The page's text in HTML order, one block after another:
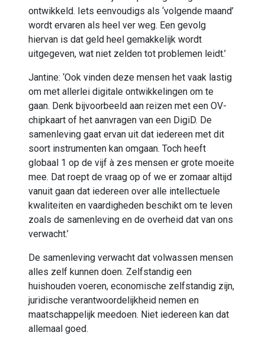
ontwikkeld. Iets eenvoudigs als ‘volgende maand’
wordt ervaren als heel ver weg. Een gevolg
hiervan is dat geld heel gemakkelijk wordt
uitgegeven, wat niet zelden tot problemen leidt.’
Jantine: ‘Ook vinden deze mensen het vaak lastig
om met allerlei digitale ontwikkelingen om te
gaan. Denk bijvoorbeeld aan reizen met een OV-
chipkaart of het aanvragen van een DigiD. De
samenleving gaat ervan uit dat iedereen met dit
soort instrumenten kan omgaan. Toch heeft
globaal 1 op de vijf à zes mensen er grote moeite
mee. Dat roept de vraag op of we er zomaar altijd
vanuit gaan dat iedereen over alle intellectuele
kwaliteiten en vaardigheden beschikt om te leven
zoals de samenleving en de overheid dat van ons
verwacht.’
De samenleving verwacht dat volwassen mensen
alles zelf kunnen doen. Zelfstandig een
huishouden voeren, economische zelfstandig zijn,
juridische verantwoordelijkheid nemen en
maatschappelijk meedoen. Niet iedereen kan dat
allemaal goed.